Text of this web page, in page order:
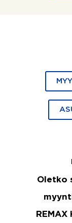
Oletko